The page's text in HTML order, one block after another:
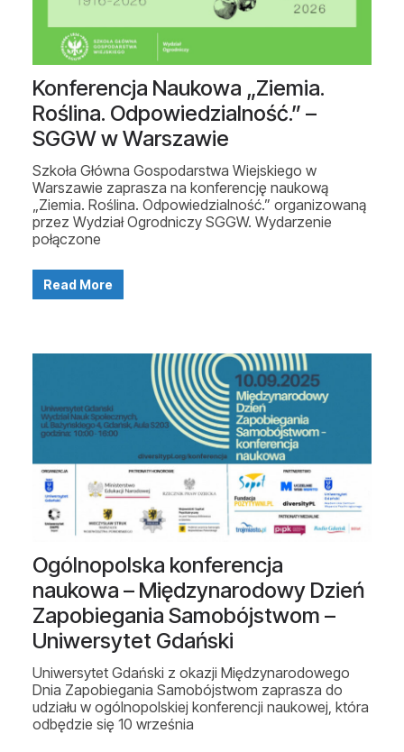
Konferencja Naukowa „Ziemia.
Roślina. Odpowiedzialność.” –
SGGW w Warszawie
Szkoła Główna Gospodarstwa Wiejskiego w
Warszawie zaprasza na konferencję naukową
„Ziemia. Roślina. Odpowiedzialność.” organizowaną
przez Wydział Ogrodniczy SGGW. Wydarzenie
połączone
Read More
Ogólnopolska konferencja
naukowa – Międzynarodowy Dzień
Zapobiegania Samobójstwom –
Uniwersytet Gdański
Uniwersytet Gdański z okazji Międzynarodowego
Dnia Zapobiegania Samobójstwom zaprasza do
udziału w ogólnopolskiej konferencji naukowej, która
odbędzie się 10 września